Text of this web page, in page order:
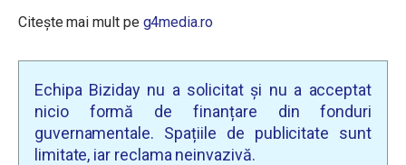
Citește mai mult pe g4media.ro
Echipa Biziday nu a solicitat și nu a acceptat
nicio formă de finanțare din fonduri
guvernamentale. Spațiile de publicitate sunt
limitate, iar reclama neinvazivă.